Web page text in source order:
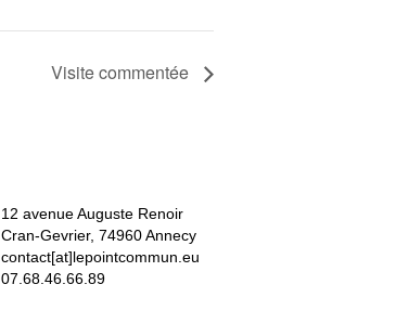
Visite commentée
12 avenue Auguste Renoir
Cran-Gevrier, 74960 Annecy
contact[at]lepointcommun.eu
07.68.46.66.89